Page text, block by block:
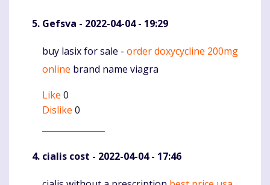
Gefsva - 2022-04-04 - 19:29
Komentaras
buy lasix for sale - order doxycycline 200mg
online brand name viagra
Like 0
Dislike 0
cialis cost - 2022-04-04 - 17:46